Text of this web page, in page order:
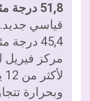
51,8 درجة مئوية
45,4
مركز فيريل